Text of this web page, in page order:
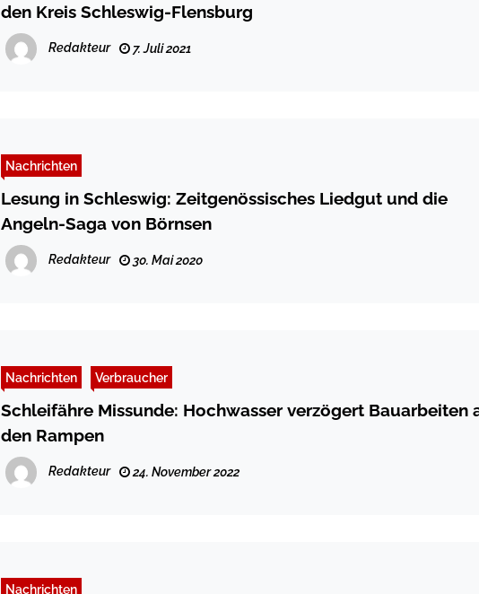
den Kreis Schleswig-Flensburg
Redakteur 7. Juli 2021
Nachrichten
Lesung in Schleswig: Zeitgenössisches Liedgut und die
Angeln-Saga von Börnsen
Redakteur 30. Mai 2020
Nachrichten Verbraucher
Schleifähre Missunde: Hochwasser verzögert Bauarbeiten an
den Rampen
Redakteur 24. November 2022
Nachrichten